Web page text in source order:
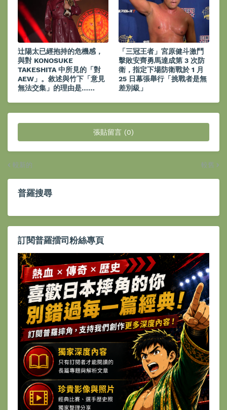
辻陽太已經抱持的危機感，
與對 KONOSUKE
TAKESHITA 中所見的「對
AEW」。敘述與竹下「意見
無法交集」的理由是……
「三冠王者」宮原健斗激鬥
擊敗安齊勇馬達成第 3 次防
衛，指定下場防衛戰於 1 月
25 日幕張舉行「挑戰者是無
差別級」
張貼留言 (0)
較新的 較舊
普羅搜尋
訂閱普羅擂司粉絲專頁